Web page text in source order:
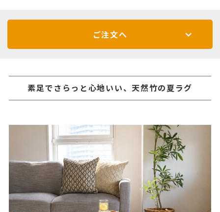
ご注文へ
素足でさらっと心地いい、天然竹の夏ラグ